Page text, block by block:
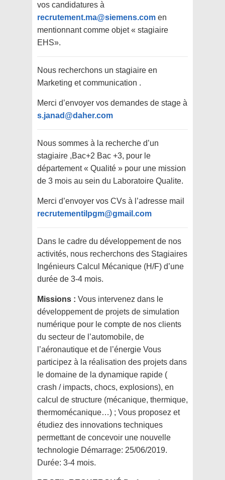
vos candidatures à
recrutement.ma@siemens.com en
mentionnant comme objet « stagiaire
EHS».
Nous recherchons un stagiaire en
Marketing et communication .
Merci d’envoyer vos demandes de stage à
s.janad@daher.com
Nous sommes à la recherche d’un
stagiaire ,Bac+2 Bac +3, pour le
département « Qualité » pour une mission
de 3 mois au sein du Laboratoire Qualite.
Merci d’envoyer vos CVs à l’adresse mail
recrutementilpgm@gmail.com
Dans le cadre du développement de nos
activités, nous recherchons des Stagiaires
Ingénieurs Calcul Mécanique (H/F) d’une
durée de 3-4 mois.
Missions : Vous intervenez dans le
développement de projets de simulation
numérique pour le compte de nos clients
du secteur de l’automobile, de
l’aéronautique et de l’énergie Vous
participez à la réalisation des projets dans
le domaine de la dynamique rapide (
crash / impacts, chocs, explosions), en
calcul de structure (mécanique, thermique,
thermomécanique…) ; Vous proposez et
étudiez des innovations techniques
permettant de concevoir une nouvelle
technologie Démarrage: 25/06/2019.
Durée: 3-4 mois.